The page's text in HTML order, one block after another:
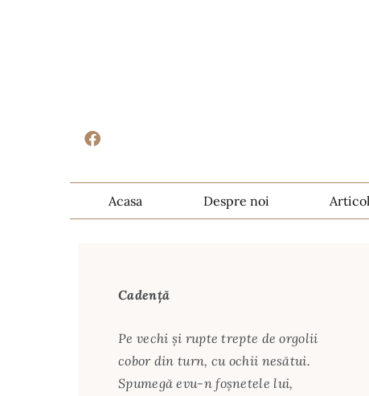
Acasa Despre noi
Cadență
Pe vechi și rupte trepte de orgolii
cobor din turn, cu ochii nesătui.
Spumegă evu-n foșnetele lui,